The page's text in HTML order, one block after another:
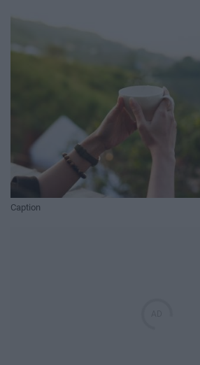
Caption